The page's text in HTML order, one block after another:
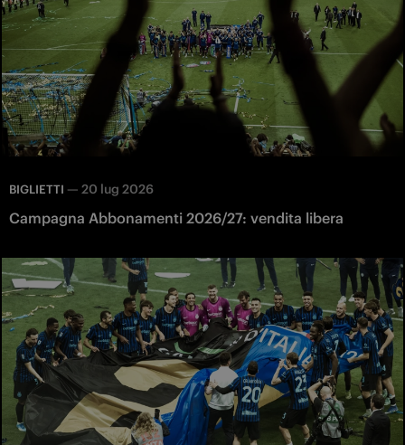
BIGLIETTI — 20 lug 2026
Campagna Abbonamenti 2026/27: vendita libera